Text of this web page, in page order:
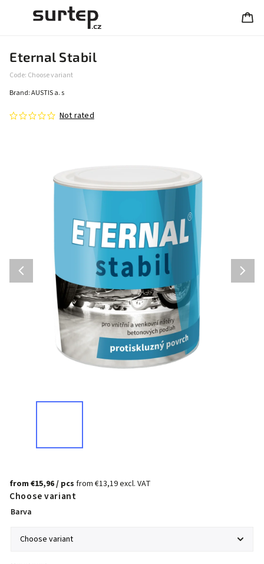
Eternal Stabil
Code: Choose variant
Not rated
Brand:AUSTIS a. s
from €15,96/ pcs from €13,19excl. VAT
Choose variant
Barva